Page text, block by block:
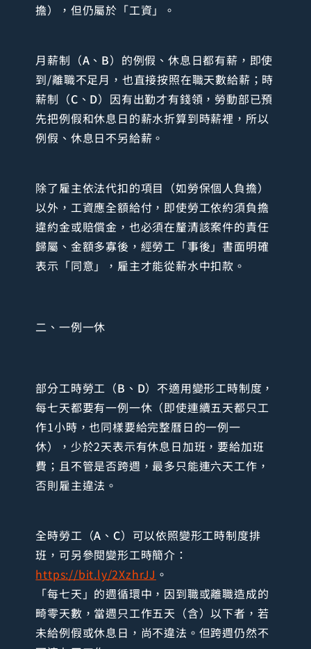
擔），但仍屬於「工資」。
月薪制（A 、 B）的例假、休息日都有薪，即使
到/離職不足月，也直接按照在職天數給薪；時
薪制（C 、 D）因有出勤才有錢領，勞動部已預
先把例假和休息日的薪水折算到時薪裡，所以
例假、休息日不另給薪。
除了雇主依法代扣的項目（如勞保個人負擔）
以外，工資應全額給付，即使勞工依約須負擔
違約金或賠償金，也必須在釐清該案件的責任
歸屬、金額多寡後，經勞工「事後」書面明確
表示「同意」，雇主才能從薪水中扣款。
二、一例一休
部分工時勞工（B 、 D）不適用變形工時制度，
每七天都要有一例一休（即使連續五天都只工
作1小時，也同樣要給完整曆日的一例一
休），少於2天表示有休息日加班，要給加班
費；且不管是否跨週，最多只能連六天工作，
否則雇主違法。
全時勞工（A 、 C）可以依照變形工時制度排
班，可另參閱變形工時簡介：
https://bit.ly/2XzhrJJ 。
「每七天」的週循環中，因到職或離職造成的
畸零天數，當週只工作五天（含）以下者，若
未給例假或休息日，尚不違法。但跨週仍然不